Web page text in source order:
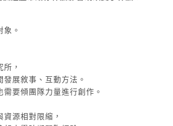
。
，
展敘事、互動方法。
要傾團隊力量進行創作。
源相對限縮，